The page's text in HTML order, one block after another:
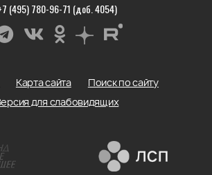
(495) 780-96-71 (доб. 4054)
Карта сайта
Поиск по сайту
для слабовидящих